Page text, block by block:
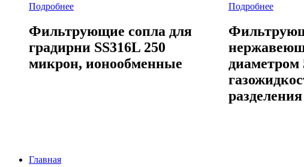
Подробнее
Фильтрующие сопла для
градирни SS316L 250
микрон, ионообменные
Подробнее
диаметром
разделения
Главная